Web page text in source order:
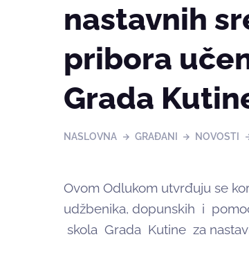
nastavnih
pribora
Grada
NASLOVNA GRAĐANI NOVOSTI
Ovom Odlukom utvrđuju se
udžbenika, dopunskih i
skola Grada Kutine za